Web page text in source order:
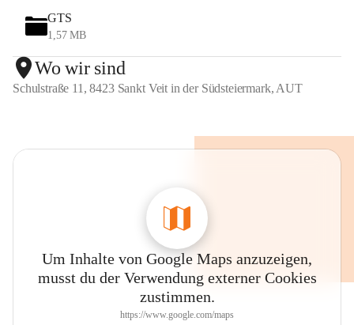
GTS
1,57 MB
Wo wir sind
Schulstraße 11, 8423 Sankt Veit in der Südsteiermark, AUT
Um Inhalte von Google Maps anzuzeigen,
musst du der Verwendung externer Cookies
zustimmen.
https://www.google.com/maps